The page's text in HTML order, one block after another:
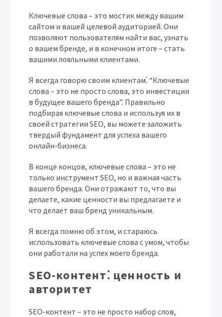
Ключевые слова – это мостик между вашим
сайтом и вашей целевой аудиторией. Они
позволяют пользователям найти вас, узнать
о вашем бренде, и в конечном итоге – стать
вашими лояльными клиентами.
Я всегда говорю своим клиентам⁚ “Ключевые
слова – это не просто слова, это инвестиции
в будущее вашего бренда”. Правильно
подбирая ключевые слова и используя их в
своей стратегии SEO, вы можете заложить
твердый фундамент для успеха вашего
онлайн-бизнеса.
В конце концов, ключевые слова – это не
только инструмент SEO, но и важная часть
вашего бренда. Они отражают то, что вы
делаете, какие ценности вы предлагаете и
что делает ваш бренд уникальным.
Я всегда помню об этом, и стараюсь
использовать ключевые слова с умом, чтобы
они работали на успех моего бренда.
SEO-контент⁚ ценность и
авторитет
SEO-контент – это не просто набор слов,